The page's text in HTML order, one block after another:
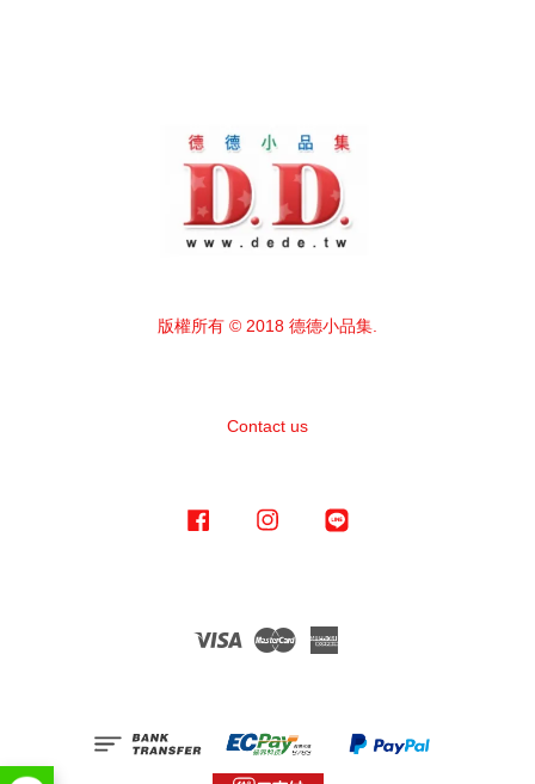
版權所有 © 2018 德德小品集.
Contact us
Facebook Instagram
Visa Master